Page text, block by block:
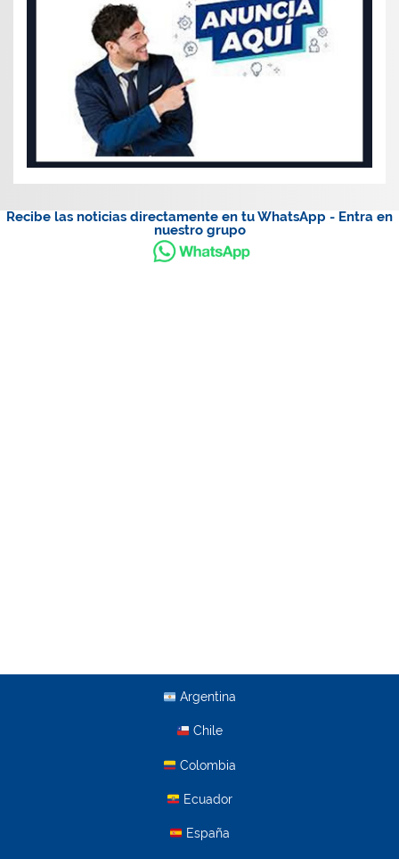
Recibe las noticias directamente en tu WhatsApp - Entra en
nuestro grupo
Argentina
Chile
Colombia
Ecuador
España